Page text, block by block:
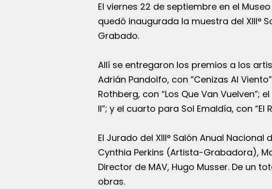
El viernes 22 de septiembre en el
quedó inaugurada la muestra del XIII°
Grabado.
Allí se entregaron los premios a los
Adrián Pandolfo, con “Cenizas Al
Rothberg, con “Los Que Van Vuelven”;
II”; y el cuarto para Sol Emaldía, con “El
El Jurado del XIII° Salón Anual
Cynthia Perkins (Artista-Grabadora),
Director de MAV, Hugo Musser. De un
obras.